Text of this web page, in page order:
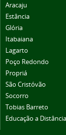
Aracaju
Estância
Glória
Itabaiana
Lagarto
Poço Redondo
Propriá
São Cristóvão
Socorro
Tobias Barreto
Educação a Distância